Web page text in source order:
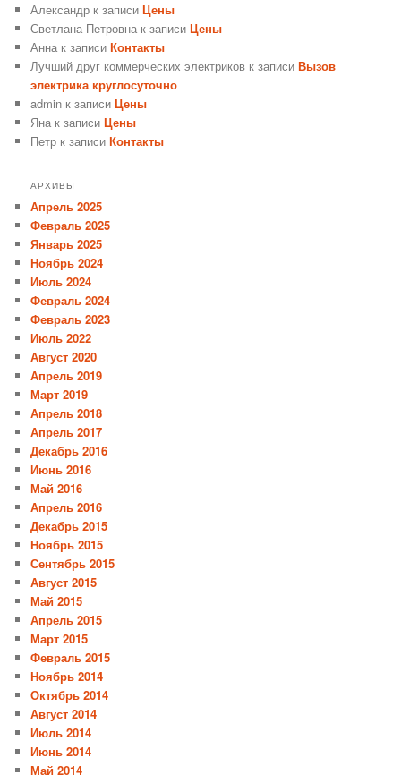
Александр к записиЦены
Светлана Петровна к записиЦены
Анна к записиКонтакты
Лучший друг коммерческих электриков к записиВызов
электрика круглосуточно
admin к записиЦены
Яна к записиЦены
Петр к записиКонтакты
АРХИВЫ
Апрель 2025
Февраль 2025
Январь 2025
Ноябрь 2024
Июль 2024
Февраль 2024
Февраль 2023
Июль 2022
Август 2020
Апрель 2019
Март 2019
Апрель 2018
Апрель 2017
Декабрь 2016
Июнь 2016
Май 2016
Апрель 2016
Декабрь 2015
Ноябрь 2015
Сентябрь 2015
Август 2015
Май 2015
Апрель 2015
Март 2015
Февраль 2015
Ноябрь 2014
Октябрь 2014
Август 2014
Июль 2014
Июнь 2014
Май 2014